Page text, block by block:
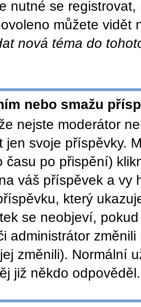
nutné se
můžete vidět
nová téma do
nebo smažu
nejste moderátor
jen svoje příspěvky.
času po přispění)
váš příspěvek a vy
který
se neobjeví,
administrátor
změnili). Normální
již někdo odpověděl.